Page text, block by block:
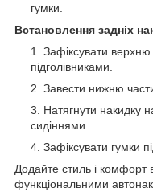
гумки.
Встановлення задніх
Зафіксувати верхню
підголівниками.
Завести нижню
Натягнути накидку
сидіннями.
Зафіксувати гумки
Додайте стиль і
функціональними